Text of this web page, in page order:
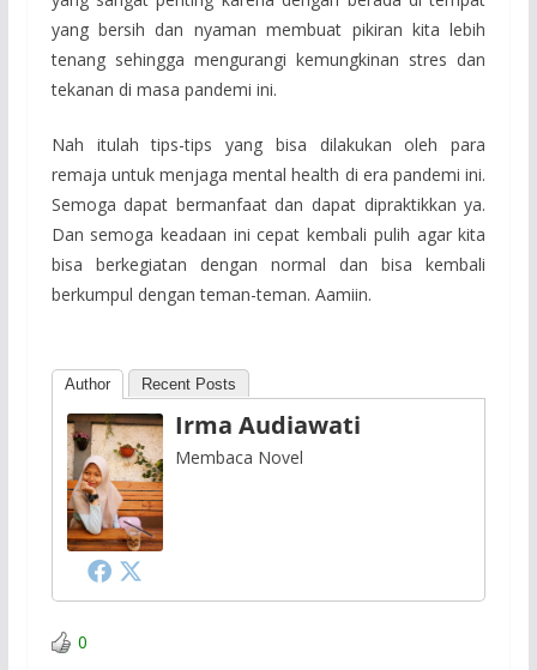
yang bersih dan nyaman membuat pikiran kita lebih
tenang sehingga mengurangi kemungkinan stres dan
tekanan di masa pandemi ini.
Nah itulah tips-tips yang bisa dilakukan oleh para
remaja untuk menjaga mental health di era pandemi ini.
Semoga dapat bermanfaat dan dapat dipraktikkan ya.
Dan semoga keadaan ini cepat kembali pulih agar kita
bisa berkegiatan dengan normal dan bisa kembali
berkumpul dengan teman-teman. Aamiin.
Author Recent Posts
Irma Audiawati
Membaca Novel
0